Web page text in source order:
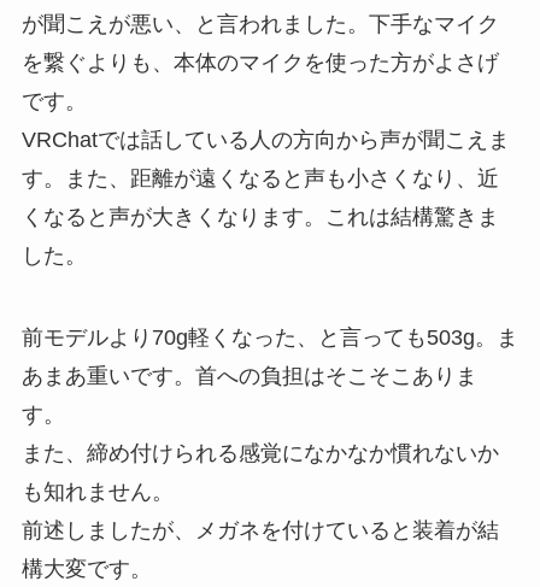
が聞こえが悪い、と言われました。下手なマイク
を繋ぐよりも、本体のマイクを使った方がよさげ
です。
VRChatでは話している人の方向から声が聞こえま
す。また、距離が遠くなると声も小さくなり、近
くなると声が大きくなります。これは結構驚きま
した。
前モデルより70g軽くなった、と言っても503g。ま
あまあ重いです。首への負担はそこそこありま
す。
また、締め付けられる感覚になかなか慣れないか
も知れません。
前述しましたが、メガネを付けていると装着が結
構大変です。